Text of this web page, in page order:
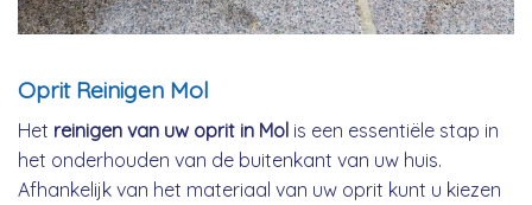
Oprit Reinigen Mol
Het reinigen van uw oprit in Mol is een essentiële stap in
het onderhouden van de buitenkant van uw huis.
Afhankelijk van het materiaal van uw oprit kunt u kiezen